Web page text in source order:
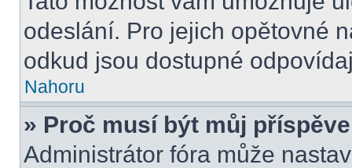
odeslání. Pro jejich opětovné
odkud jsou dostupné
Nahoru
» Proč musí být můj
Administrátor fóra může